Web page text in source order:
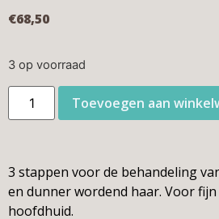
€68,50
3 op voorraad
Toevoegen aan
3 stappen voor de behandeling
en dunner wordend haar. Voor
hoofdhuid.